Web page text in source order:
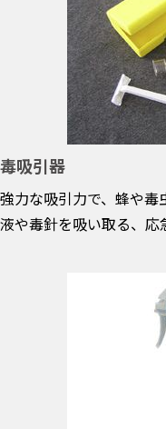
毒吸引器
強力な吸引力で、蜂や
液や毒針を吸い取る、応